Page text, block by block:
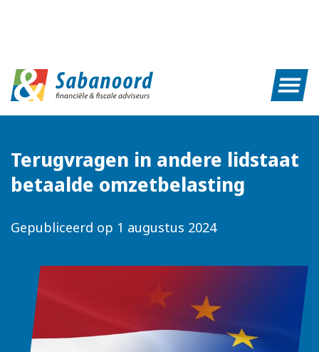
Terugvragen in andere lidstaat
betaalde omzetbelasting
Gepubliceerd op 1 augustus 2024